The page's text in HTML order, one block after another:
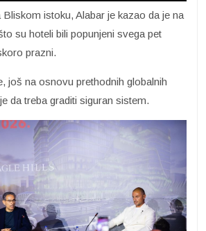
istoku, Alabar je kazao da je na
su hoteli bili popunjeni svega pet
prazni.
još na osnovu prethodnih globalnih
da treba graditi siguran sistem.